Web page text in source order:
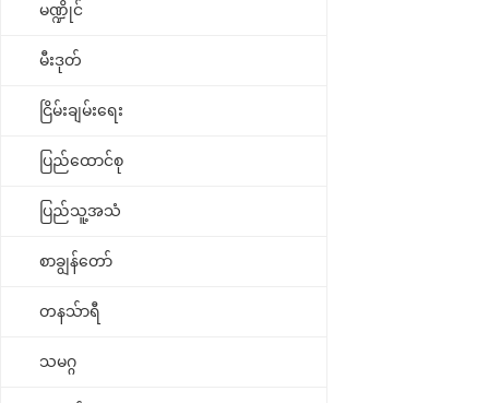
မဏ္ဍိုင်
မီးဒုတ်
ငြိမ်းချမ်းရေး
ပြည်ထောင်စု
ပြည်သူ့အသံ
စာချွန်တော်
တနသ်ာရီ
သမဂ္ဂ